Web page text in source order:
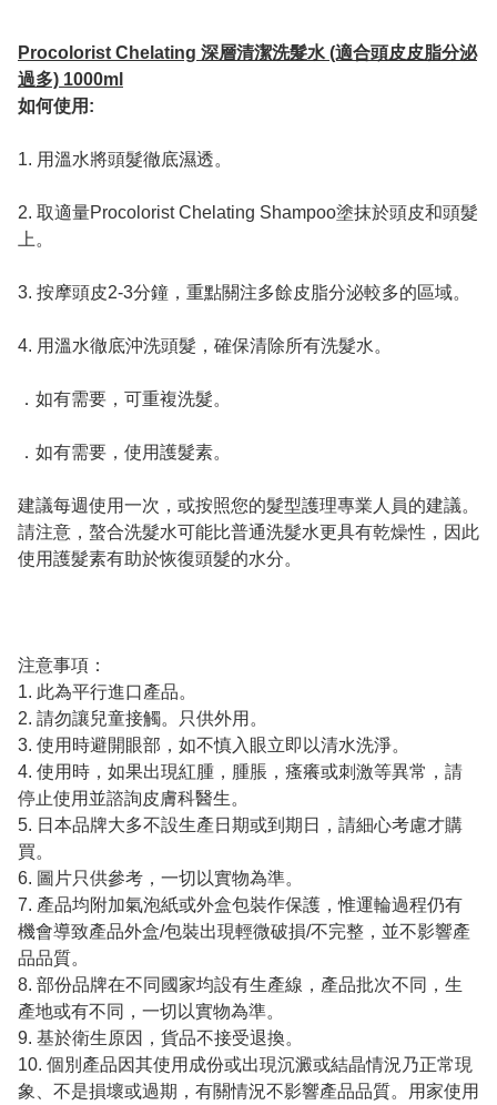
Procolorist Chelating 深層清潔洗髮水 (適合頭皮皮脂分泌
過多) 1000ml
如何使用:
1. 用溫水將頭髮徹底濕透。
2. 取適量Procolorist Chelating Shampoo塗抹於頭皮和頭髮
上。
3. 按摩頭皮2-3分鐘，重點關注多餘皮脂分泌較多的區域。
4. 用溫水徹底沖洗頭髮，確保清除所有洗髮水。
．如有需要，可重複洗髮。
．如有需要，使用護髮素。
建議每週使用一次，或按照您的髮型護理專業人員的建議。
請注意，螯合洗髮水可能比普通洗髮水更具有乾燥性，因此
使用護髮素有助於恢復頭髮的水分。
注意事項：
1. 此為平行進口產品。
2. 請勿讓兒童接觸。只供外用。
3. 使用時避開眼部，如不慎入眼立即以清水洗淨。
4. 使用時，如果出現紅腫，腫脹，瘙癢或刺激等異常，請
停止使用並諮詢皮膚科醫生。
5. 日本品牌大多不設生產日期或到期日，請細心考慮才購
買。
6. 圖片只供參考，一切以實物為準。
7. 產品均附加氣泡紙或外盒包裝作保護，惟運輪過程仍有
機會導致產品外盒/包裝出現輕微破損/不完整，並不影響產
品品質。
8. 部份品牌在不同國家均設有生產線，產品批次不同，生
產地或有不同，一切以實物為準。
9. 基於衛生原因，貨品不接受退換。
10. 個別產品因其使用成份或出現沉澱或結晶情況乃正常現
象、不是損壞或過期，有關情況不影響產品品質。用家使用